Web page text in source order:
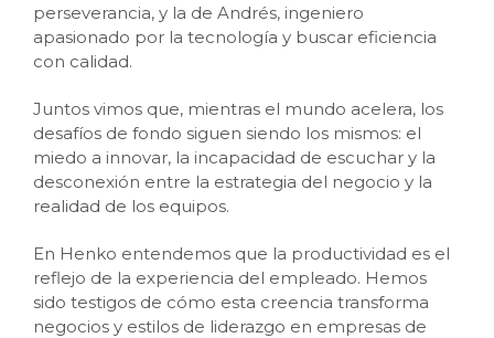
perseverancia, y la de Andrés, ingeniero
apasionado por la tecnología y buscar eficiencia
con calidad.
Juntos vimos que, mientras el mundo acelera, los
desafíos de fondo siguen siendo los mismos: el
miedo a innovar, la incapacidad de escuchar y la
desconexión entre la estrategia del negocio y la
realidad de los equipos.
En Henko entendemos que la productividad es el
reflejo de la experiencia del empleado. Hemos
sido testigos de cómo esta creencia transforma
negocios y estilos de liderazgo en empresas de